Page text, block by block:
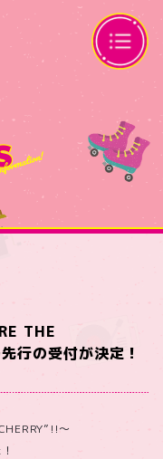
THE
行の受付が決定！
〜